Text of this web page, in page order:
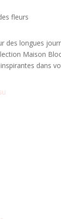
fleurs
des longues
Maison
dans